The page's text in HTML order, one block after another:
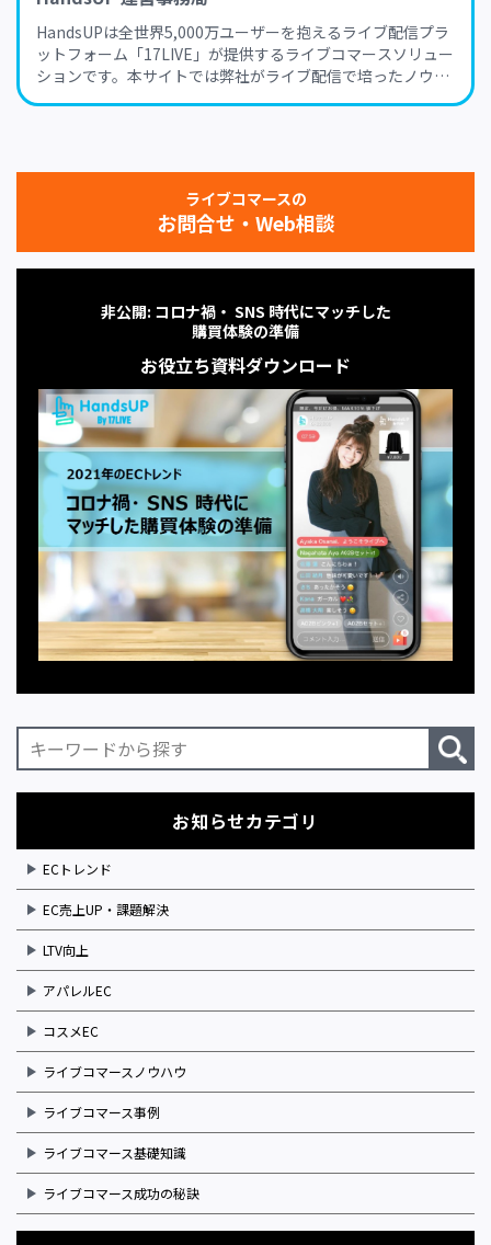
HandsUPは全世界5,000万ユーザーを抱えるライブ配信プラ
ットフォーム「17LIVE」が提供するライブコマースソリュー
ションです。本サイトでは弊社がライブ配信で培ったノウハ
ウを生かし、ライブコマースに関するトレンド・業界動向か
ライブコマースの
お問合せ・Web相談
非公開: コロナ禍・ SNS 時代にマッチした
購買体験の準備
お役立ち資料ダウンロード
お知らせカテゴリ
ECトレンド
EC売上UP・課題解決
LTV向上
アパレルEC
コスメEC
ライブコマースノウハウ
ライブコマース事例
ライブコマース基礎知識
ライブコマース成功の秘訣